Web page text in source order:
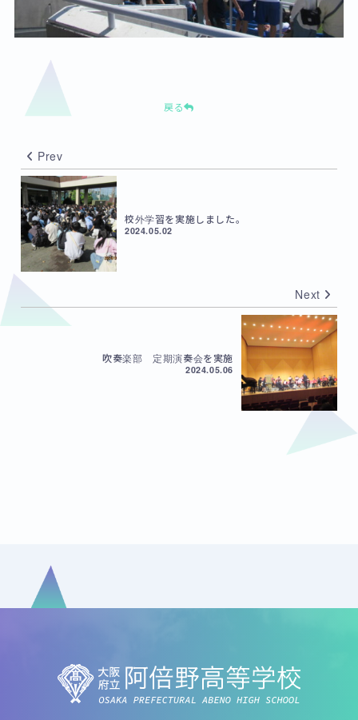
戻る
Prev
校外学習を実施しました。
2024.05.02
Next
吹奏楽部 定期演奏会を実施
2024.05.06